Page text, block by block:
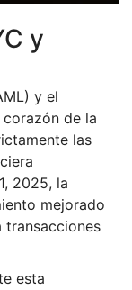
y
y el
de la
las
2025, la
mejorado
transacciones
esta